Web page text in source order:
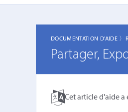
DOCUMENTATION D'AIDE 〉
Partager,
Cet article d'aide a